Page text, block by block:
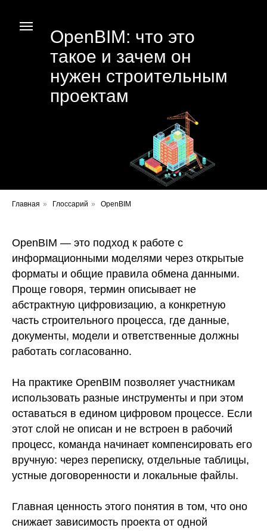
OpenBIM: что это
такое и зачем он
нужен строительным
проектам
Главная » Глоссарий » OpenBIM
OpenBIM — это подход к работе с
информационными моделями через открытые
форматы и общие правила обмена данными.
Проще говоря, термин описывает не
абстрактную цифровизацию, а конкретную
часть строительного процесса, где данные,
документы, модели и ответственные должны
работать согласованно.
На практике OpenBIM позволяет участникам
использовать разные инструменты и при этом
оставаться в едином цифровом процессе. Если
этот слой не описан и не встроен в рабочий
процесс, команда начинает компенсировать его
вручную: через переписку, отдельные таблицы,
устные договоренности и локальные файлы.
Главная ценность этого понятия в том, что оно
снижает зависимость проекта от одной